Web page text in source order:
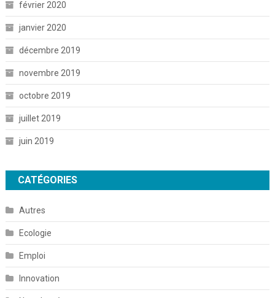
février 2020
janvier 2020
décembre 2019
novembre 2019
octobre 2019
juillet 2019
juin 2019
CATÉGORIES
Autres
Ecologie
Emploi
Innovation